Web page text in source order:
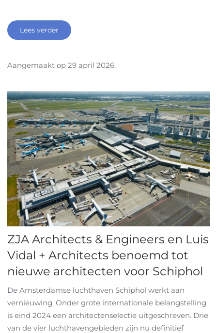
Lees verder
Aangemaakt op 29 april 2026.
ZJA Architects & Engineers en Luis
Vidal + Architects benoemd tot
nieuwe architecten voor Schiphol
De Amsterdamse luchthaven Schiphol werkt aan
vernieuwing. Onder grote internationale belangstelling
is eind 2024 een architectenselectie uitgeschreven. Drie
van de vier luchthavengebieden zijn nu definitief